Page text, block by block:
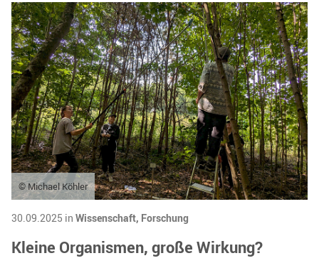
© Michael Köhler
30.09.2025 in Wissenschaft, Forschung
Kleine Organismen, große Wirkung?